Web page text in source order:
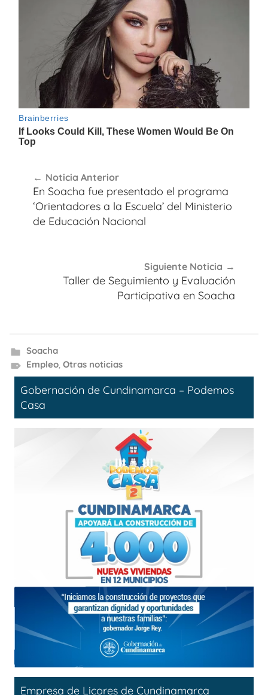
de
entradas
Noticia Anterior
En Soacha fue presentado el programa
‘Orientadores a la Escuela’ del Ministerio
de Educación Nacional
Siguiente Noticia
Taller de Seguimiento y Evaluación
Participativa en Soacha
Soacha
Empleo, Otras noticias
Gobernación de Cundinamarca – Podemos
Casa
Empresa de Licores de Cundinamarca